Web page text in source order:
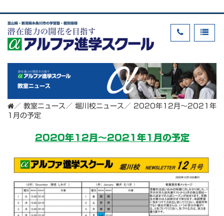
富山県・新潟県糸魚川市の学習塾・個別指導
教室ニュース
／ 教室ニュース ／ 堀川校ニュース ／ 2020年12月～2021年
1月の予定
2020年12月～2021年1月の予定